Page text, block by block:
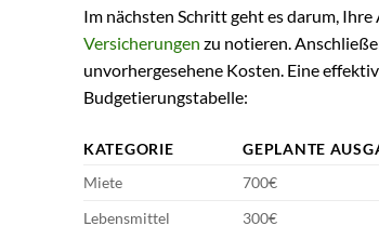
Im nächsten Schritt geht es darum,
Versicherungen zu notieren.
unvorhergesehene Kosten. Eine
Budgetierungstabelle:
KATEGORIE GEPLANTE
Miete
700€
Lebensmittel
300€